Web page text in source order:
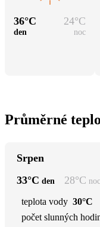
36°C 24°C
den noc
Průměrné
Srpen
33°C den 28°C noc
teplota vody 30°C
počet slunných